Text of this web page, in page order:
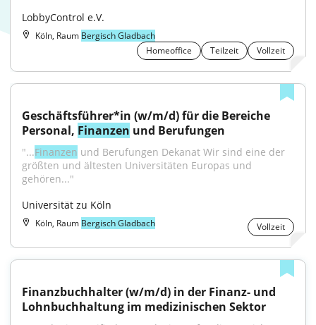
LobbyControl e.V.
Köln, Raum Bergisch Gladbach
Homeoffice
Teilzeit Vollzeit
Geschäftsführer*in (w/m/d) für die Bereiche
Personal, Finanzen und Berufungen
"...Finanzen und Berufungen Dekanat Wir sind eine der
größten und ältesten Universitäten Europas und
gehören..."
Universität zu Köln
Köln, Raum Bergisch Gladbach Vollzeit
Finanzbuchhalter (w/m/d) in der Finanz- und
Lohnbuchhaltung im medizinischen Sektor